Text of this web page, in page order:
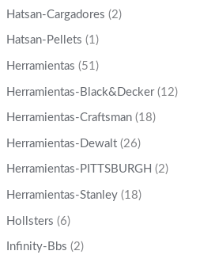
Hatsan-Cargadores (2)
Hatsan-Pellets (1)
Herramientas (51)
Herramientas-Black&Decker (12)
Herramientas-Craftsman (18)
Herramientas-Dewalt (26)
Herramientas-PITTSBURGH (2)
Herramientas-Stanley (18)
Hollsters (6)
Infinity-Bbs (2)